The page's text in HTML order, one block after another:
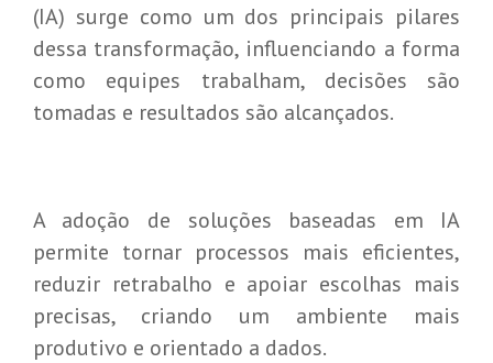
(IA) surge como um dos principais pilares
dessa transformação, influenciando a forma
como equipes trabalham, decisões são
tomadas e resultados são alcançados.
A adoção de soluções baseadas em IA
permite tornar processos mais eficientes,
reduzir retrabalho e apoiar escolhas mais
precisas, criando um ambiente mais
produtivo e orientado a dados.